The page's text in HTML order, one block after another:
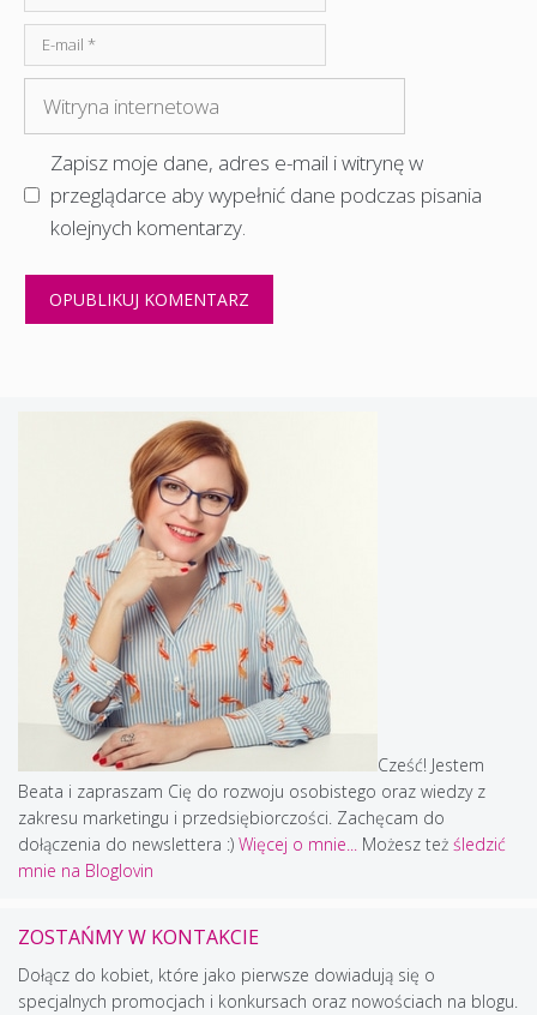
mail
internetowa
Zapisz moje dane, adres e-mail i witrynę w
przeglądarce aby wypełnić dane podczas pisania
kolejnych komentarzy.
Cześć! Jestem
Beata i zapraszam Cię do rozwoju osobistego oraz wiedzy z
zakresu marketingu i przedsiębiorczości. Zachęcam do
dołączenia do newslettera :) Więcej o mnie... Możesz też śledzić
mnie na Bloglovin
ZOSTAŃMY W KONTAKCIE
Dołącz do kobiet, które jako pierwsze dowiadują się o
specjalnych promocjach i konkursach oraz nowościach na blogu.